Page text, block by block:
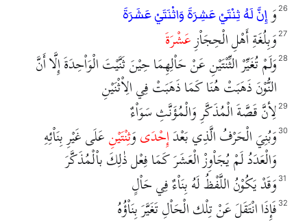
وَإِنَّ لَهُ ثِنْتَيْ عَشِرَةَ وَاثْنَتَيْ عَشَرَةَ 26
وَبِلُغَةِ أَهْلِ الْحِجَاْزِعَشْرَةَ 27
وَلَمْ تُغَيِّرْ الثِّنْتَيْنِ عَنْ حَاْلِهِمَا حِيْنَ ثَنَّيْتَ الْوَاْحِدَةَ إِلَّا أَنَّ
النُّوْنَ ذَهَبَتْ هُنَا كَمَا ذَهَبَتْ فِي الِاْثْنَيْنِ
28
لِأنَّ قَصَّةَ الْمُذَكَّرِ وَالْمُؤَنَّثِ سَوَاْءٌ 29
وَبُنِيَ الْحَرْفُ الَّذِي بَعْدَإِحْدَىوَثِنْتَيْنِعَلَى غَيْرِ بِنَاْئِهِ
وَالْعَدَدُ لَمْ يُجَاْوِزْ الْعَشَرَ كَمَا فِعْل ذٰلِكَ باْلْمُذَكَّرَ
30
وَقَدْ يَكُوْنُ اللَّفْظُ لَهُ بِنَاْءٌ فِي حَاْلٍ 31
فَإِذَا انْتَقَلَ عَنْ تِلْك الْحَاْلِ تَغَيَّرَ بِنَاْؤُهُ 32